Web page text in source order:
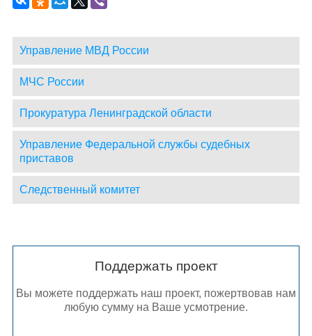
Управление МВД России
МЧС России
Прокуратура Ленинградской области
Управление Федеральной службы судебных
приставов
Следственный комитет
Поддержать проект
Вы можете поддержать наш проект, пожертвовав нам
любую сумму на Ваше усмотрение.